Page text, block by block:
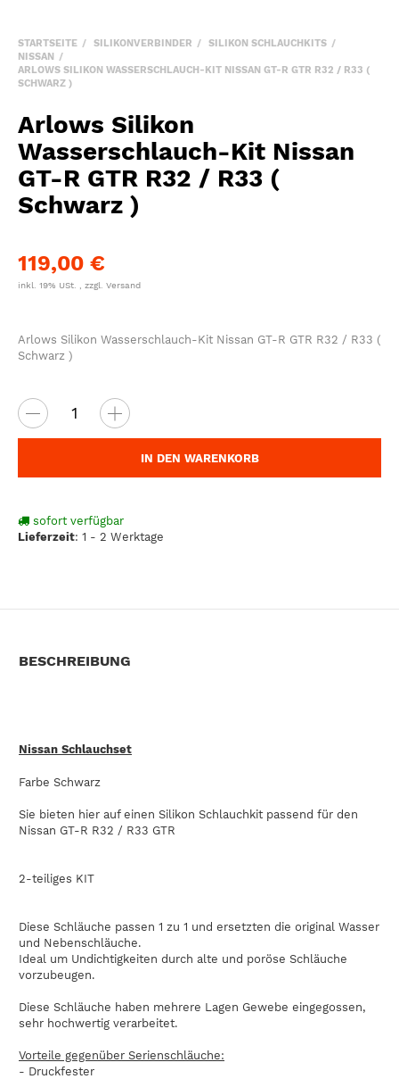
STARTSEITE SILIKONVERBINDER
SILIKON SCHLAUCHKITS
NISSAN
ARLOWS SILIKON WASSERSCHLAUCH-KIT NISSAN GT-R GTR R32 / R33 (
SCHWARZ )
Arlows Silikon
Wasserschlauch-Kit Nissan
GT-R GTR R32 / R33 (
Schwarz )
119,00 €
inkl. 19% USt. , zzgl. Versand
Arlows Silikon Wasserschlauch-Kit Nissan GT-R GTR R32 / R33 (
Schwarz )
IN DEN WARENKORB
sofort verfügbar
Lieferzeit: 1 - 2 Werktage
BESCHREIBUNG
Nissan Schlauchset
Farbe Schwarz
Sie bieten hier auf einen Silikon Schlauchkit passend für den
Nissan GT-R R32 / R33 GTR
2-teiliges KIT
Diese Schläuche passen 1 zu 1 und ersetzten die original Wasser
und Nebenschläuche.
Ideal um Undichtigkeiten durch alte und poröse Schläuche
vorzubeugen.
Diese Schläuche haben mehrere Lagen Gewebe eingegossen,
sehr hochwertig verarbeitet.
Vorteile gegenüber Serienschläuche:
- Druckfester